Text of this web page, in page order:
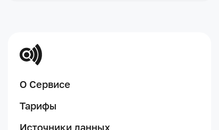
О Сервисе
Тарифы
Источники данных